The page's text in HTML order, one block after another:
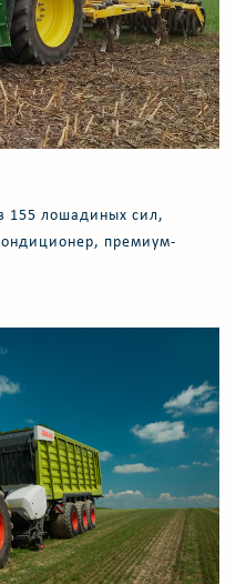
155 лошадиных сил,
премиум-